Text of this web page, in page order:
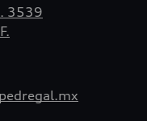
3539